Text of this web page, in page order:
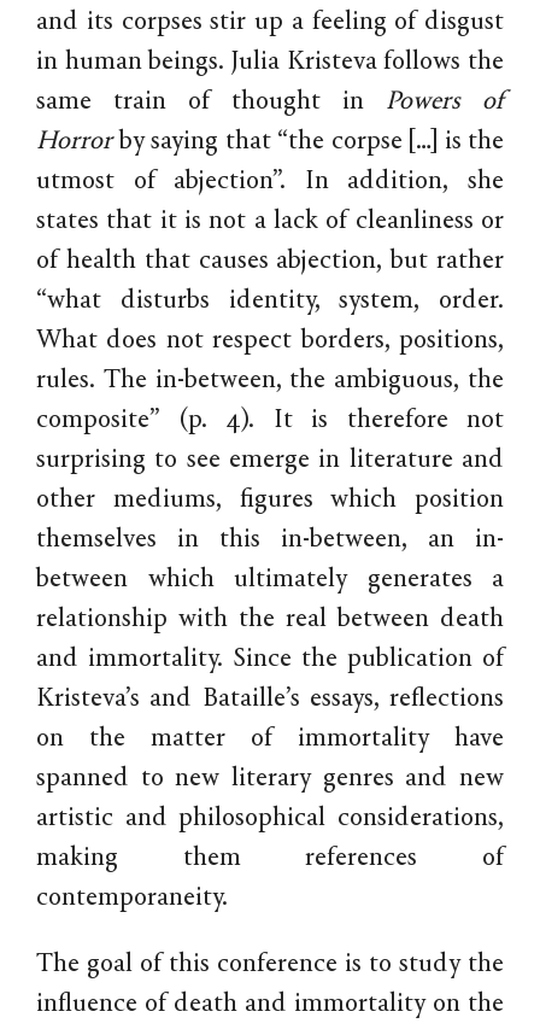
and its corpses stir up a feeling of disgust
in human beings. Julia Kristeva follows the
same train of thought in Powers of
Horror by saying that “the corpse […] is the
utmost of abjection”. In addition, she
states that it is not a lack of cleanliness or
of health that causes abjection, but rather
“what disturbs identity, system, order.
What does not respect borders, positions,
rules. The in-between, the ambiguous, the
composite” (p. 4). It is therefore not
surprising to see emerge in literature and
other mediums, figures which position
themselves in this in-between, an in-
between which ultimately generates a
relationship with the real between death
and immortality. Since the publication of
Kristeva’s and Bataille’s essays, reflections
on the matter of immortality have
spanned to new literary genres and new
artistic and philosophical considerations,
making them references of
contemporaneity.
The goal of this conference is to study the
influence of death and immortality on the